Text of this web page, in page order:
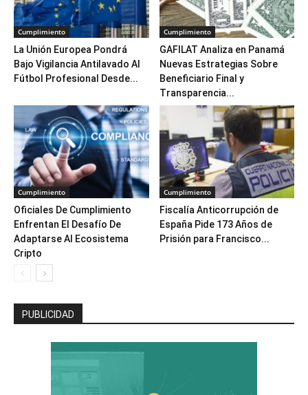
Cumplimiento
La Unión Europea Pondrá
Bajo Vigilancia Antilavado Al
Fútbol Profesional Desde...
Cumplimiento
GAFILAT Analiza en Panamá
Nuevas Estrategias Sobre
Beneficiario Final y
Transparencia...
Cumplimiento
Oficiales De Cumplimiento
Enfrentan El Desafío De
Adaptarse Al Ecosistema
Cripto
Cumplimiento
Fiscalía Anticorrupción de
España Pide 173 Años de
Prisión para Francisco...
PUBLICIDAD